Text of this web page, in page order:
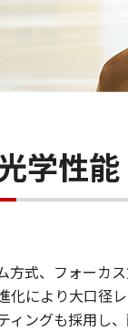
学性能
方式、フォーカ
化により大口径
ィングも採用し